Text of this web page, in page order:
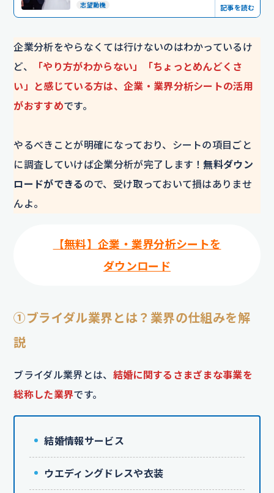
志望動機 記事を読む
企業分析をやらなくては行けないのはわかっているけ
ど、
「やり方がわからない」「ちょっとめんどくさ
い」と感じている方は、企業・業界分析シートの活用
がおすすめです。
やるべきことが明確になっており、シートの項目ごと
に調査していけば企業分析が完了します！無料ダウン
ロードができる ので、受け取っておいて損はありませ
んよ。
【無料】企業・業界分析シートを
ダウンロード
①ブライダル業界とは？業界の仕組みを解
説
ブライダル業界とは、 結婚に関するさまざまな事業を
総称した業界です。
結婚情報サービス
ウエディングドレスや衣装